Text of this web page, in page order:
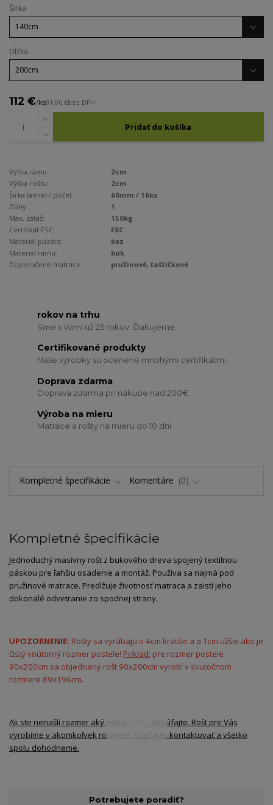
Šírka
Dĺžka
112 €/ks91,06 €bez DPH
Pridať do košíka
Výška rámu:
2cm
Výška roštu:
2cm
Šírka lamiel / počet:
60mm / 16ks
Zóny:
1
Max. záťaž:
150kg
Certifikát FSC:
FSC
Materiál púzdra:
bez
Materiál rámu:
buk
Doporučené matrace:
pružinové, taštičkové
rokov na trhu
Sme s Vami už 25 rokov. Ďakujeme.
Certifikované produkty
Naše výrobky sú ocenené mnohými certifikátmi.
Doprava zdarma
Doprava zdarma pri nákupe nad 200€
Výroba na mieru
Matrace a rošty na mieru do 10 dní
Kompletné špecifikácie Komentáre 0
Kompletné špecifikácie
Jednoduchý masívny rošt z bukového dreva spojený textilnou
páskou pre ľahšiu osadenie a montáž. Používa sa najmä pod
pružinové matrace. Predlžuje životnosť matraca a zaistí jeho
dokonalé odvetranie zo spodnej strany.
UPOZORNENIE: Rošty sa vyrábajú o 4cm kratšie a o 1cm užšie ako je
čistý vnútorný rozmer postele! Príklad: pre rozmer postele
90x200cm sa objednaný rošt 90x200cm vyrobí v skutočnom
rozmere 89x196cm.
Ak ste nenašli rozmer aký potrebujete nezúfajte. Rošt pre Vás
vyrobíme v akomkoľvek rozmere. Stačí nás kontaktovať a všetko
spolu dohodneme.
Potrebujete poradiť?